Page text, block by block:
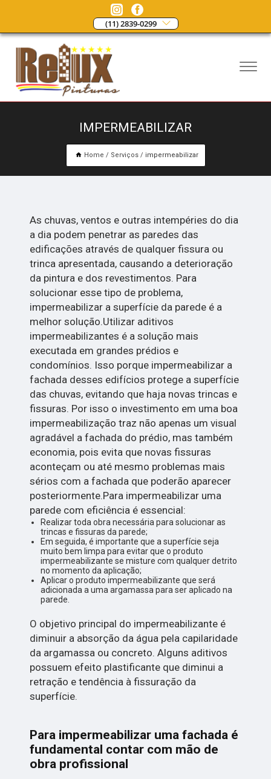
(11) 2839-0299
IMPERMEABILIZAR
Home Serviços impermeabilizar
As chuvas, ventos e outras intempéries do dia
a dia podem penetrar as paredes das
edificações através de qualquer fissura ou
trinca apresentada, causando a deterioração
da pintura e dos revestimentos. Para
solucionar esse tipo de problema,
impermeabilizar a superfície da parede é a
melhor solução.Utilizar aditivos
impermeabilizantes é a solução mais
executada em grandes prédios e
condomínios. Isso porque impermeabilizar a
fachada desses edifícios protege a superfície
das chuvas, evitando que haja novas trincas e
fissuras. Por isso o investimento em uma boa
impermeabilização traz não apenas um visual
agradável a fachada do prédio, mas também
economia, pois evita que novas fissuras
aconteçam ou até mesmo problemas mais
sérios com a fachada que poderão aparecer
posteriormente.Para impermeabilizar uma
parede com eficiência é essencial:
Realizar toda obra necessária para solucionar as
trincas e fissuras da parede;
Em seguida, é importante que a superfície seja
muito bem limpa para evitar que o produto
impermeabilizante se misture com qualquer detrito
no momento da aplicação;
Aplicar o produto impermeabilizante que será
adicionada a uma argamassa para ser aplicado na
parede.
O objetivo principal do impermeabilizante é
diminuir a absorção da água pela capilaridade
da argamassa ou concreto. Alguns aditivos
possuem efeito plastificante que diminui a
retração e tendência à fissuração da
superfície.
Para impermeabilizar uma fachada é
fundamental contar com mão de
obra profissional